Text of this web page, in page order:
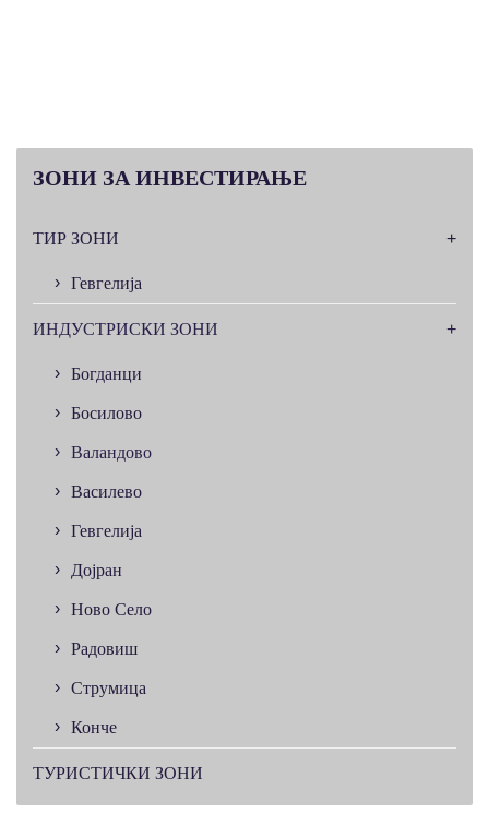
ЗОНИ ЗА ИНВЕСТИРАЊЕ
ТИР ЗОНИ
Гевгелија
ИНДУСТРИСКИ ЗОНИ
Богданци
Босилово
Валандово
Василево
Гевгелија
Дојран
Ново Село
Радовиш
Струмица
Конче
ТУРИСТИЧКИ ЗОНИ